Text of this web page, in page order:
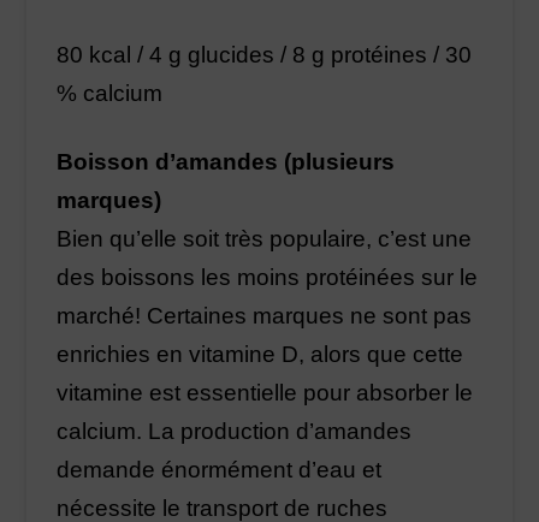
80 kcal / 4 g glucides / 8 g protéines / 30
% calcium
Boisson d’amandes (plusieurs
marques)
Bien qu’elle soit très populaire, c’est une
des boissons les moins protéinées sur le
marché! Certaines marques ne sont pas
enrichies en vitamine D, alors que cette
vitamine est essentielle pour absorber le
calcium. La production d’amandes
demande énormément d’eau et
nécessite le transport de ruches